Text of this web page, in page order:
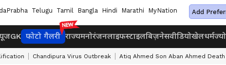
Telugu Tamil Bangla Hindi Marathi MyNation Add
GK फोटो गैलरी राज्यमनोरंजनलाइफस्टाइलबिज़नेसवीडियोखेलधर्म
Chandipura Virus Outbreak Atiq Ahmed Son Aban Ahmed Death